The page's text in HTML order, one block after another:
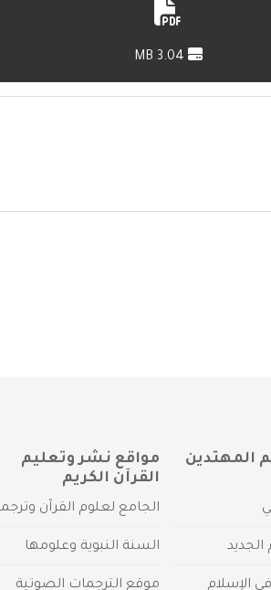
المهتدين
الإسلام
مواقع نشر وتعليم
القرآن الكريم
الجامع لعلوم القرآن
السنة النبوية وعلومها
موقع الترجمات الصوتية